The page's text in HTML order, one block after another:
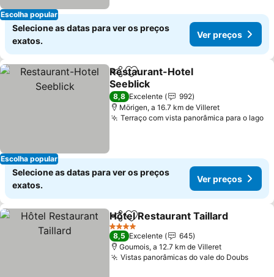
Escolha popular
Selecione as datas para ver os preços
exatos.
Ver preços
Escolha popular
PartilharAdicionar aos favoritos
Restaurant-Hotel
Seeblick
8,8 Excelente
992
Mörigen, a 16.7 km de Villeret
Terraço com vista panorâmica para o lago
Selecione as datas para ver os preços
exatos.
Ver preços
PartilharAdicionar aos favoritos
Hôtel Restaurant Taillard
4 Estrelas
8,5 Excelente
645
Goumois, a 12.7 km de Villeret
Vistas panorâmicas do vale do Doubs